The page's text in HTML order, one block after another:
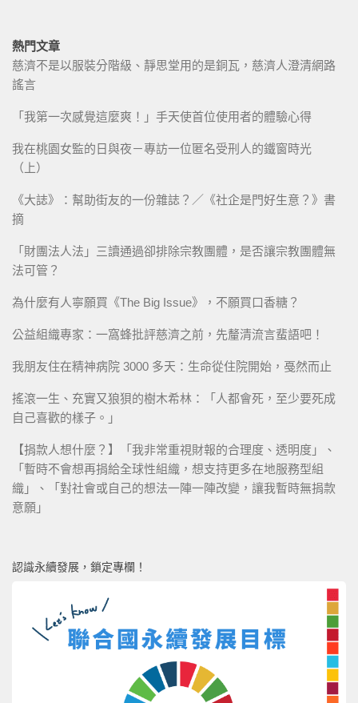
熱門文章
慈濟不是以服裝分階級、靜思堂用的是銅瓦，慈濟人澄清網路
謠言
「我第一次感覺這麼爽！」手天使首位使用者的體驗心得
我在桃園女監的日與夜－專訪一位匿名受刑人的鐵窗時光
（上）
《大誌》：幫助街友的一份雜誌？／《社企是門好生意？》書
摘
「財團法人法」三讀通過卻排除宗教團體，是否讓宗教團體無
法可管？
為什麼有人寧願買《The Big Issue》，不願買口香糖？
公益組織專家：一窩蜂批評慈濟之前，先釐清流言蜚語吧！
我朋友住在精神病院 3000 多天：生命從住院開始，戞然而止
搖滾一生、充實又狼狽的樹木希林：「人都會死，至少要死成
自己喜歡的樣子。」
【捐款人想什麼？】「我非常重視財報的合理度、透明度」、
「暫時不會想再捐給全球性組織，想支持更多在地服務型組
織」、「對社會或自己的想法一陣一陣改變，讓我暫時無捐款
意願」
認識永續發展，鎖定專欄！